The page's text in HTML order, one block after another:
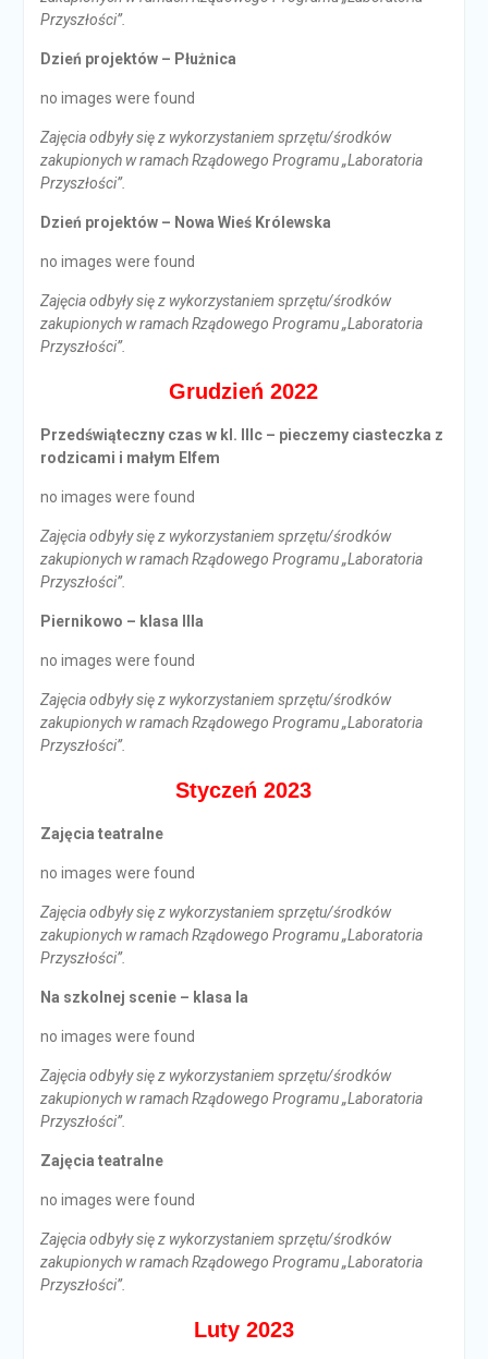
Przyszłości”.
Dzień projektów – Płużnica
no images were found
Zajęcia odbyły się z wykorzystaniem sprzętu/środków
zakupionych w ramach Rządowego Programu „Laboratoria
Przyszłości”.
Dzień projektów – Nowa Wieś Królewska
no images were found
Zajęcia odbyły się z wykorzystaniem sprzętu/środków
zakupionych w ramach Rządowego Programu „Laboratoria
Przyszłości”.
Grudzień 2022
Przedświąteczny czas w kl. IIIc – pieczemy ciasteczka z
rodzicami i małym Elfem
no images were found
Zajęcia odbyły się z wykorzystaniem sprzętu/środków
zakupionych w ramach Rządowego Programu „Laboratoria
Przyszłości”.
Piernikowo – klasa IIIa
no images were found
Zajęcia odbyły się z wykorzystaniem sprzętu/środków
zakupionych w ramach Rządowego Programu „Laboratoria
Przyszłości”.
Styczeń 2023
Zajęcia teatralne
no images were found
Zajęcia odbyły się z wykorzystaniem sprzętu/środków
zakupionych w ramach Rządowego Programu „Laboratoria
Przyszłości”.
Na szkolnej scenie – klasa Ia
no images were found
Zajęcia odbyły się z wykorzystaniem sprzętu/środków
zakupionych w ramach Rządowego Programu „Laboratoria
Przyszłości”.
Zajęcia teatralne
no images were found
Zajęcia odbyły się z wykorzystaniem sprzętu/środków
zakupionych w ramach Rządowego Programu „Laboratoria
Przyszłości”.
Luty 2023